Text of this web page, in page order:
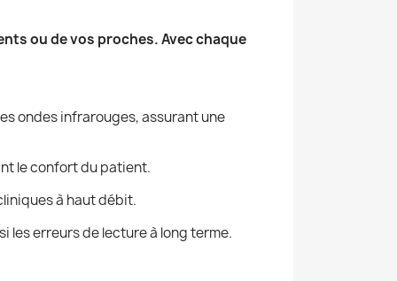
ou de vos proches. Avec chaque
ondes infrarouges, assurant une
le confort du patient.
à haut débit.
les erreurs de lecture à long terme.